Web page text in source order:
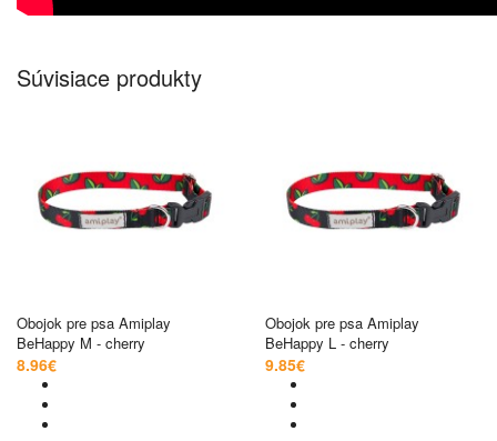
Súvisiace produkty
Obojok pre psa Amiplay
BeHappy M - cherry
8.96€
Obojok pre psa Amiplay
BeHappy L - cherry
9.85€